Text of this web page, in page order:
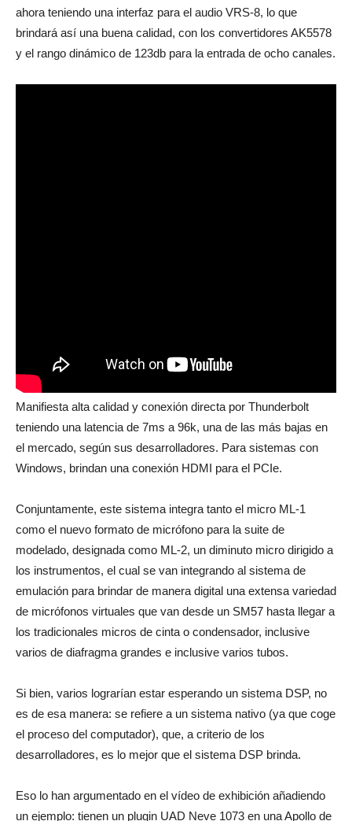
ahora teniendo una interfaz para el audio VRS-8, lo que
brindará así una buena calidad, con los convertidores AK5578
y el rango dinámico de 123db para la entrada de ocho canales.
Manifiesta alta calidad y conexión directa por Thunderbolt
teniendo una latencia de 7ms a 96k, una de las más bajas en
el mercado, según sus desarrolladores. Para sistemas con
Windows, brindan una conexión HDMI para el PCIe.
Conjuntamente, este sistema integra tanto el micro ML-1
como el nuevo formato de micrófono para la suite de
modelado, designada como ML-2, un diminuto micro dirigido a
los instrumentos, el cual se van integrando al sistema de
emulación para brindar de manera digital una extensa variedad
de micrófonos virtuales que van desde un SM57 hasta llegar a
los tradicionales micros de cinta o condensador, inclusive
varios de diafragma grandes e inclusive varios tubos.
Si bien, varios lograrían estar esperando un sistema DSP, no
es de esa manera: se refiere a un sistema nativo (ya que coge
el proceso del computador), que, a criterio de los
desarrolladores, es lo mejor que el sistema DSP brinda.
Eso lo han argumentado en el vídeo de exhibición añadiendo
un ejemplo: tienen un plugin UAD Neve 1073 en una Apollo de